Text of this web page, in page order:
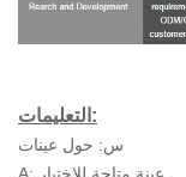
التعليمات:
س: حول عينات